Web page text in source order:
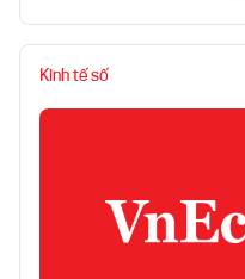
Kinh tế số